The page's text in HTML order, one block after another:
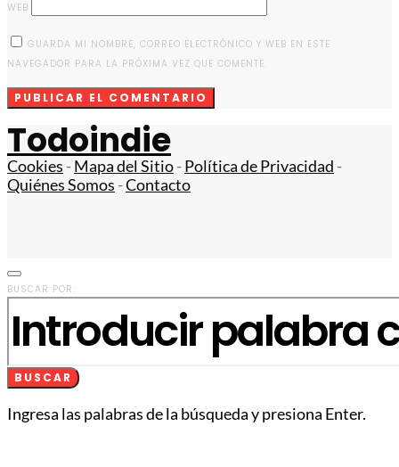
WEB
GUARDA MI NOMBRE, CORREO ELECTRÓNICO Y WEB EN ESTE
NAVEGADOR PARA LA PRÓXIMA VEZ QUE COMENTE.
Todoindie
Cookies -Mapa del Sitio-Política de Privacidad -
Quiénes Somos -Contacto
BUSCAR POR:
BUSCAR
Ingresa las palabras de la búsqueda y presiona Enter.